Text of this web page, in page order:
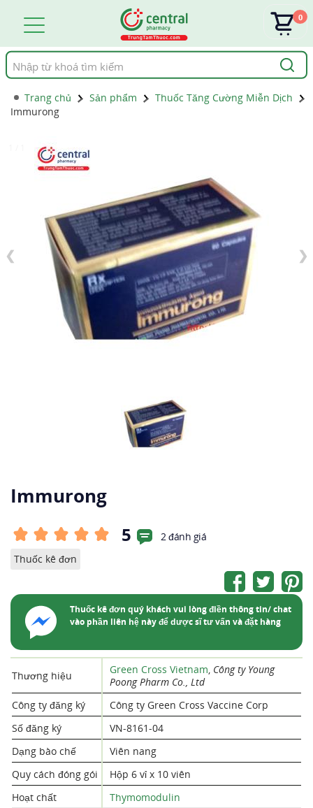
Tìm
kiếm
0
Trang chủ Sản phẩm
Thuốc Tăng Cường Miễn Dịch
Immurong
❮ ❯
Immurong
5
2 đánh giá
Thuốc kê đơn
Thuốc kê đơn quý khách vui lòng điền thông tin/ chat
vào phần liên hệ này để dược sĩ tư vấn và đặt hàng
Thương hiệu Green Cross Vietnam, Công ty Young
Poong Pharm Co., Ltd
Công ty đăng ký
Công ty Green Cross Vaccine Corp
Số đăng ký
VN-8161-04
Dạng bào chế
Viên nang
Quy cách đóng gói
Hộp 6 vỉ x 10 viên
Hoạt chất
Thymomodulin